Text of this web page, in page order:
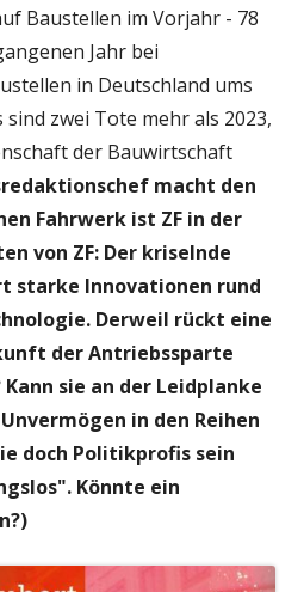
Baustellen im Vorjahr - 78
Jahr bei
in Deutschland ums
zwei Tote mehr als 2023,
der Bauwirtschaft
macht den
Fahrwerk ist ZF in der
von ZF: Der kriselnde
starke Innovationen rund
Derweil rückt eine
der Antriebssparte
sie an der Leidplanke
in den Reihen
doch Politikprofis sein
Könnte ein